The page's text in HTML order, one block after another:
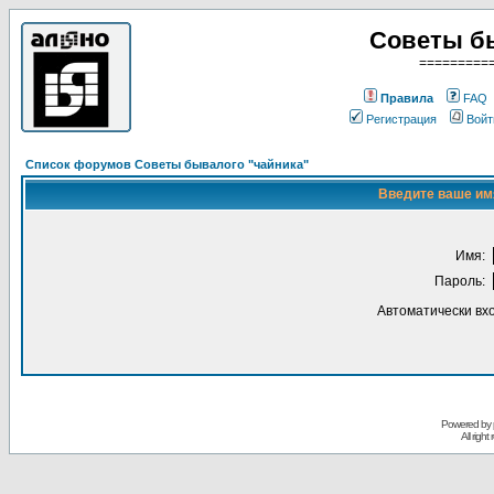
Советы
Правила
FAQ
Регистрация
Список форумов Советы бывалого "чайника"
Введите ваше
Имя:
Пароль:
Автоматически
Powered
All right